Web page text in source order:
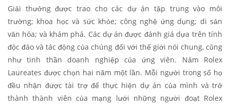
Giải thưởng được trao cho các dự án tập trung vào môi
trường; khoa học và sức khỏe; công nghệ ứng dụng; di sản
văn hóa; và khám phá. Các dự án được đánh giá dựa trên tính
độc đáo và tác động của chúng đối với thế giới nói chung, cũng
như tinh thần doanh nghiệp của ứng viên. Năm Rolex
Laureates được chọn hai năm một lần. Mỗi người trong số họ
đều nhận được tài trợ để thực hiện dự án của mình và trở
thành thành viên của mạng lưới những người đoạt Rolex